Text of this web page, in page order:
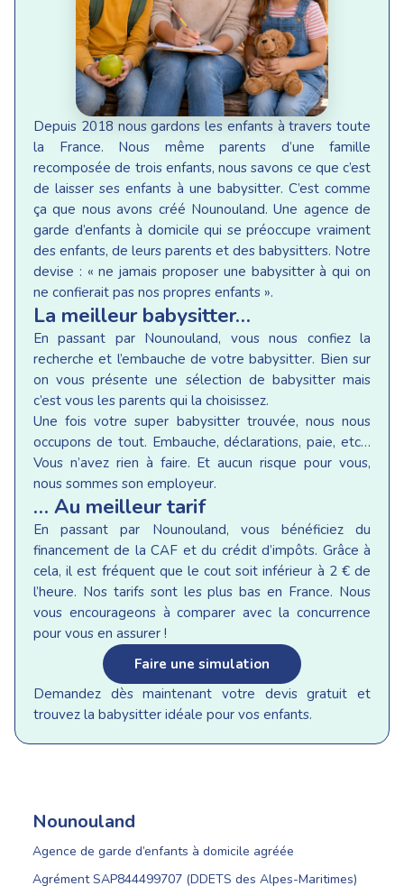
Depuis 2018 nous gardons les enfants à travers toute
la France. Nous même parents d’une famille
recomposée de trois enfants, nous savons ce que c’est
de laisser ses enfants à une babysitter. C’est comme
ça que nous avons créé Nounouland. Une agence de
garde d’enfants à domicile qui se préoccupe vraiment
des enfants, de leurs parents et des babysitters. Notre
devise : « ne jamais proposer une babysitter à qui on
ne confierait pas nos propres enfants ».
La meilleur babysitter…
En passant par Nounouland, vous nous confiez la
recherche et l’embauche de votre babysitter. Bien sur
on vous présente une sélection de babysitter mais
c’est vous les parents qui la choisissez.
Une fois votre super babysitter trouvée, nous nous
occupons de tout. Embauche, déclarations, paie, etc…
Vous n’avez rien à faire. Et aucun risque pour vous,
nous sommes son employeur.
… Au meilleur tarif
En passant par Nounouland, vous bénéficiez du
financement de la CAF et du crédit d’impôts. Grâce à
cela, il est fréquent que le cout soit inférieur à 2 € de
l’heure. Nos tarifs sont les plus bas en France. Nous
vous encourageons à comparer avec la concurrence
pour vous en assurer !
Faire une simulation
Demandez dès maintenant votre devis gratuit et
trouvez la babysitter idéale pour vos enfants.
Nounouland
Agence de garde d’enfants à domicile agréée
Agrément SAP844499707 (DDETS des Alpes-Maritimes)